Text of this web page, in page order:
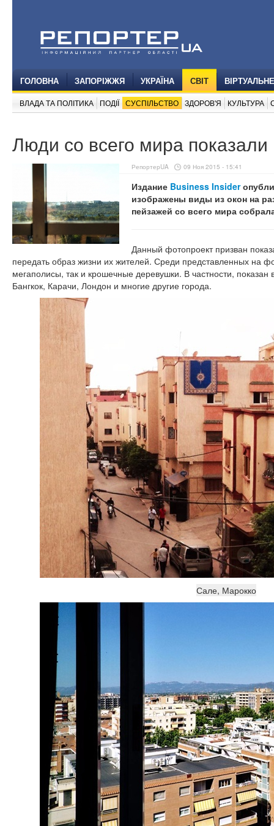
ГОЛОВНА ЗАПОРІЖЖЯ УКРАЇНА СВІТ
ВЛАДА ТА ПОЛІТИКА ПОДІЇ СУСПІЛЬСТВО ЗДОРОВ'Я КУЛЬТУРА
Люди со всего мира
РепортерUA 09 Ноя 2015 - 15:41
Издание Business Insider
изображены виды из окон на
пейзажей со всего мира
Данный фотопроект призван
передать образ жизни их жителей. Среди представленных на
мегаполисы, так и крошечные деревушки. В частности,
Бангкок, Карачи, Лондон и многие другие города.
Сале, Марокко